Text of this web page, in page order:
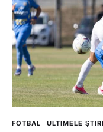
FOTBAL ULTIMELE ȘTIRI